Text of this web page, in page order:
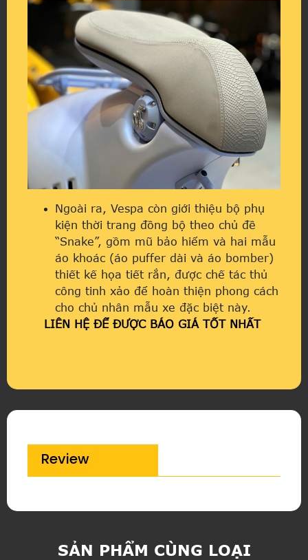
Ngoài ra, Vespa còn giới thiệu bộ phụ
kiện thời trang đồng bộ theo chủ đề
“Snake”, gồm mũ bảo hiểm và hai mẫu
áo khoác (áo puffer dài và áo bomber)
thiết kế họa tiết rắn, được chế tác thủ
công tinh xảo để hoàn thiện phong cách
cho chủ nhân mẫu xe đặc biệt này.
LIÊN HỆ ĐỂ ĐƯỢC BÁO GIÁ TỐT NHẤT
Review
SẢN PHẨM CÙNG LOẠI